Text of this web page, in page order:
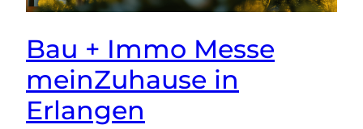
Bau + Immo Messe
meinZuhause in
Erlangen